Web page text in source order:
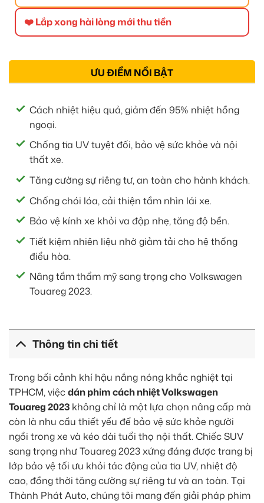
❤️ Lắp xong hài lòng mới thu tiền
ƯU ĐIỂM NỔI BẬT
Cách nhiệt hiệu quả, giảm đến 95% nhiệt hồng
ngoại.
Chống tia UV tuyệt đối, bảo vệ sức khỏe và nội
thất xe.
Tăng cường sự riêng tư, an toàn cho hành khách.
Chống chói lóa, cải thiện tầm nhìn lái xe.
Bảo vệ kính xe khỏi va đập nhẹ, tăng độ bền.
Tiết kiệm nhiên liệu nhờ giảm tải cho hệ thống
điều hòa.
Nâng tầm thẩm mỹ sang trọng cho Volkswagen
Touareg 2023.
Thông tin chi tiết
Trong bối cảnh khí hậu nắng nóng khắc nghiệt tại
TPHCM, việcdán phim cách nhiệt Volkswagen
Touareg 2023 không chỉ là một lựa chọn nâng cấp mà
còn là nhu cầu thiết yếu để bảo vệ sức khỏe người
ngồi trong xe và kéo dài tuổi thọ nội thất. Chiếc SUV
sang trọng như Touareg 2023 xứng đáng được trang bị
lớp bảo vệ tối ưu khỏi tác động của tia UV, nhiệt độ
cao, đồng thời tăng cường sự riêng tư và an toàn. Tại
Thành Phát Auto, chúng tôi mang đến giải pháp phim